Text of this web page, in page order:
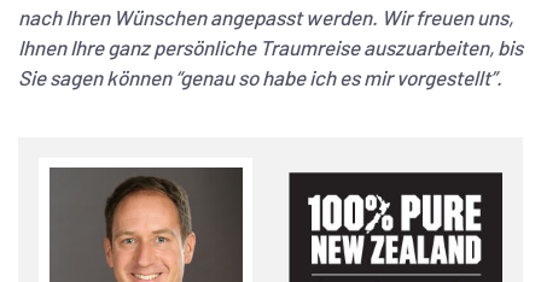
nach Ihren Wünschen angepasst werden. Wir freuen uns,
Ihnen Ihre ganz persönliche Traumreise auszuarbeiten, bis
Sie sagen können “genau so habe ich es mir vorgestellt”.